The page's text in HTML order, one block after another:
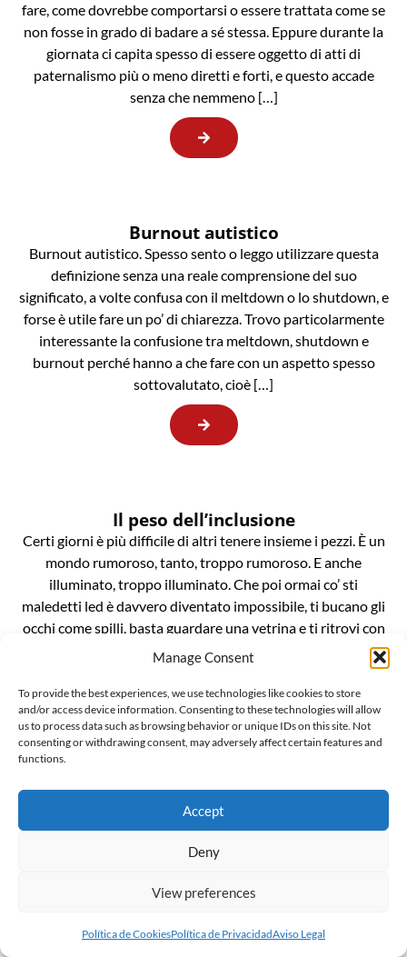
Manage Consent
To provide the best experiences, we use technologies like cookies to store
and/or access device information. Consenting to these technologies will allow
us to process data such as browsing behavior or unique IDs on this site. Not
consenting or withdrawing consent, may adversely affect certain features and
functions.
Accept
Deny
View preferences
Política de CookiesPolítica de PrivacidadAviso Legal
fare, come dovrebbe comportarsi o essere trattata come se
non fosse in grado di badare a sé stessa. Eppure durante la
giornata ci capita spesso di essere oggetto di atti di
paternalismo più o meno diretti e forti, e questo accade
senza che nemmeno […]
Burnout autistico
Burnout autistico. Spesso sento o leggo utilizzare questa
definizione senza una reale comprensione del suo
significato, a volte confusa con il meltdown o lo shutdown, e
forse è utile fare un po’ di chiarezza. Trovo particolarmente
interessante la confusione tra meltdown, shutdown e
burnout perché hanno a che fare con un aspetto spesso
sottovalutato, cioè […]
Il peso dell’inclusione
Certi giorni è più difficile di altri tenere insieme i pezzi. È un
mondo rumoroso, tanto, troppo rumoroso. E anche
illuminato, troppo illuminato. Che poi ormai co’ sti
maledetti led è davvero diventato impossibile, ti bucano gli
occhi come spilli, basta guardare una vetrina e ti ritrovi con
le cornee bruciate. È un casino da […]
L’invenzionde della “gender ideology”
Il mondo sussulta incredulo alla notizia che Penny Polar
Bear, compagna di scuola di Peppa pig, ha raccontato alle
compagne e ai compagni di classe di avere due mamme. E
gender”. Ma voglio darvi una notizia ancora più
esiste, è […]